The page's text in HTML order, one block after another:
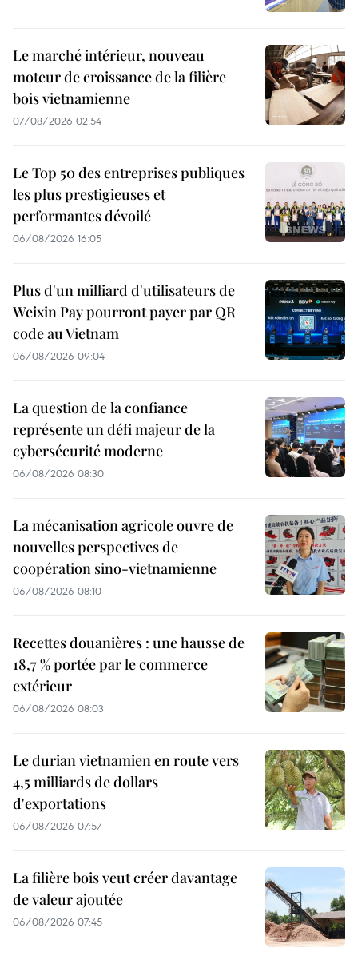
Le marché intérieur, nouveau
moteur de croissance de la filière
bois vietnamienne
07/08/2026 02:54
Le Top 50 des entreprises publiques
les plus prestigieuses et
performantes dévoilé
06/08/2026 16:05
Plus d'un milliard d'utilisateurs de
Weixin Pay pourront payer par QR
code au Vietnam
06/08/2026 09:04
La question de la confiance
représente un défi majeur de la
cybersécurité moderne
06/08/2026 08:30
La mécanisation agricole ouvre de
nouvelles perspectives de
coopération sino-vietnamienne
06/08/2026 08:10
Recettes douanières : une hausse de
18,7 % portée par le commerce
extérieur
06/08/2026 08:03
Le durian vietnamien en route vers
4,5 milliards de dollars
d'exportations
06/08/2026 07:57
La filière bois veut créer davantage
de valeur ajoutée
06/08/2026 07:45